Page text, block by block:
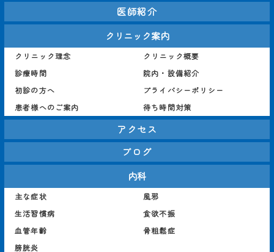
りとサポートいたしま
す。#高田馬場消化器内
科 #高田馬場内科 #高田
馬場内視鏡検査 #高田馬
腸カメラ #新宿胃カメラ
#新宿大腸カメラ #消化
器内科
らい症状の軽減を目指し
ます。#高田馬場消化器
内科 #高田馬場内科 #高
田馬場内視鏡検査 #高田
大腸カメラ #新宿胃カメ
ラ #新宿大腸カメラ #消
化器内科
医師紹介
クリニック案内
クリニック理念
クリニック概要
診療時間
院内・設備紹介
初診の方へ
プライバシーポリシー
患者様へのご案内
待ち時間対策
アクセス
ブログ
内科
主な症状
風邪
生活習慣病
食欲不振
血管年齢
骨粗鬆症
膀胱炎